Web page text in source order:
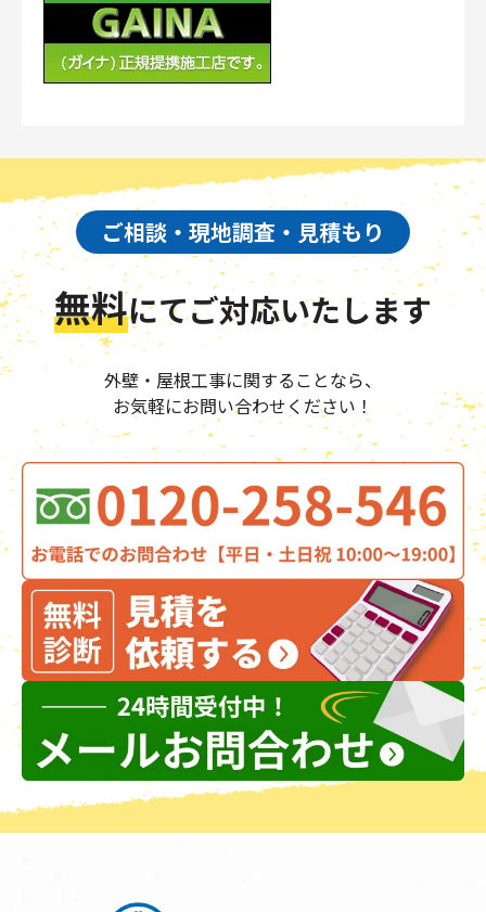
ご相談・現地調査・見積もり
無料にてご対応いたします
外壁・屋根工事に関することなら、
お気軽にお問い合わせください！